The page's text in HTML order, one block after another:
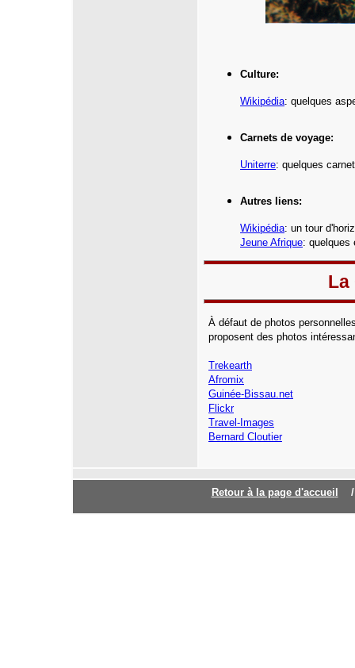
Culture:
Wikipédia: quelques
Carnets de voyage:
Uniterre: quelques
Autres liens:
Wikipédia: un tour
Jeune Afrique: quelques
La
À défaut de photos
proposent des photos
Trekearth
Afromix
Guinée-Bissau.net
Flickr
Travel-Images
Bernard Cloutier
Retour à la page d'accuei